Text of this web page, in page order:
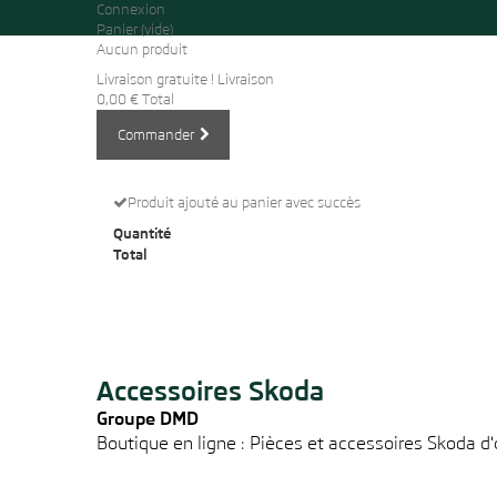
Connexion
Panier (vide)
Aucun produit
Livraison gratuite ! Livraison
0,00 € Total
Commander
Produit ajouté au panier avec succès
Quantité
Total
Accessoires Skoda
Groupe DMD
Boutique en ligne : Pièces et accessoires Skoda